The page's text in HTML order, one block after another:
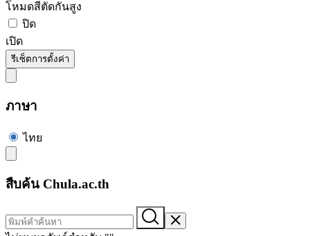
โหมดสีตัดกันสูง
ปิด
เปิด
รีเซ็ตการตั้งค่า
ภาษา
ไทย
สืบค้น Chula.ac.th